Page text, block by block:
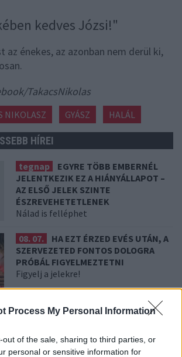
Process My Personal Information
out of the sale, sharing to third parties, or
personal or sensitive information for
kedves Józsi!"
az énekes, az azonban nem derül ki,
TakacsNikolas
NIKOLASZ GYÁSZ HALÁL
HÍREI
tegnap
EGYRE TÖBB EMBERNÉL
JELENTKEZIK EZ A HIÁNYÁLLAPOT –
AZ ELSŐ JELEK SZINTE
ÉSZREVEHETETLENEK
Nálad is felléphet
08. 07.
HA EZT ÉRZED EVÉS UTÁN, A
SZERVEZETED FONTOS DOLOGRA
PRÓBÁL FIGYELMEZTETNI
Figyelj a jelekre!
08. 06.
ORVOS FIGYELMEZTET: EZT
SÖPÖRD A SZŐNYEG ALÁ
Fontos!